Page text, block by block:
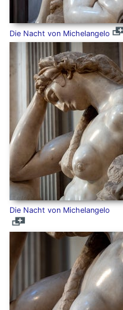
Die Nacht von Michelangelo
Die Nacht von Michelangelo